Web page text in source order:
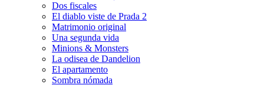
Dos fiscales
El diablo viste de Prada 2
Matrimonio original
Una segunda vida
Minions & Monsters
La odisea de Dandelion
El apartamento
Sombra nómada